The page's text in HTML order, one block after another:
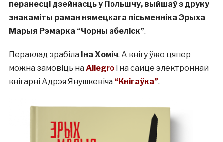
перанесці дзейнасць у Польшчу, выйшаў з друку
знакаміты раман нямецкага пісьменніка Эрыха
Марыя Рэмарка “Чорны абеліск”.
Пераклад зрабіла Іна Хоміч. А кнігу ўжо цяпер
можна замовіць на Allegroі на сайце электроннай
кнігарні Адрэя Янушкевіча “Кнігаўка”.